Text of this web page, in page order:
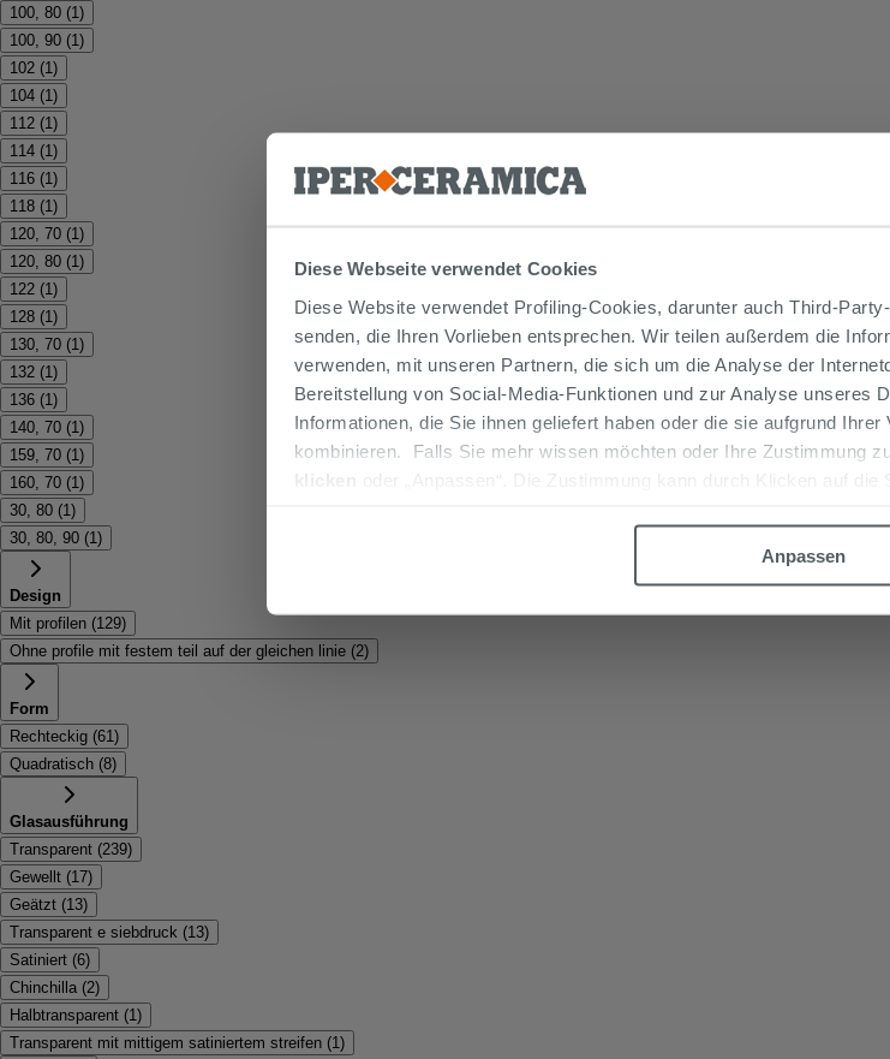
Diese Webseite verwendet Cookies
Diese Website verwendet Profiling-Cookies, darunter auch Third-
senden, die Ihren Vorlieben entsprechen. Wir teilen außerdem die
verwenden, mit unseren Partnern, die sich um die Analyse der
Bereitstellung von Social-Media-Funktionen und zur Analyse unseres
Informationen, die Sie ihnen geliefert haben oder die sie aufgrund
kombinieren. Falls Sie mehr wissen möchten oder Ihre Zustimmung
klicken
oder „Anpassen“. Die Zustimmung kann durch Klicken auf die
Anpassen
100, 80 (1)
100, 90 (1)
102 (1)
104 (1)
112 (1)
114 (1)
116 (1)
118 (1)
120, 70 (1)
120, 80 (1)
122 (1)
128 (1)
130, 70 (1)
132 (1)
136 (1)
140, 70 (1)
159, 70 (1)
160, 70 (1)
30, 80 (1)
30, 80, 90 (1)
Design
Mit profilen (129)
Ohne profile mit festem teil auf der gleichen linie (2)
Form
Rechteckig (61)
Quadratisch (8)
Glasausführung
Transparent (239)
Gewellt (17)
Geätzt (13)
Transparent e siebdruck (13)
Satiniert (6)
Chinchilla (2)
Halbtransparent (1)
Transparent mit mittigem satiniertem streifen (1)